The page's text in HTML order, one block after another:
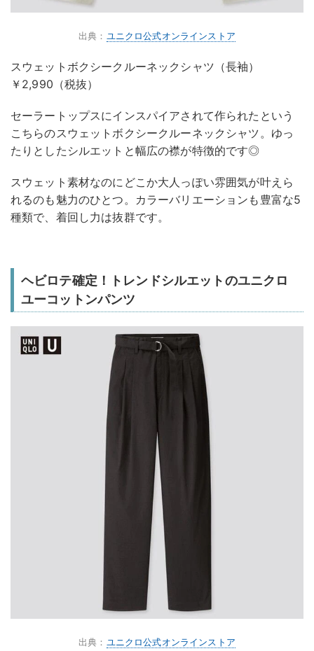
出典： ユニクロ公式オンラインストア
スウェットボクシークルーネックシャツ（長袖）
￥2,990（税抜）
セーラートップスにインスパイアされて作られたという
こちらのスウェットボクシークルーネックシャツ。ゆっ
たりとしたシルエットと幅広の襟が特徴的です◎
スウェット素材なのにどこか大人っぽい雰囲気が叶えら
れるのも魅力のひとつ。カラーバリエーションも豊富な5
種類で、着回し力は抜群です。
ヘビロテ確定！トレンドシルエットのユニクロ
ユーコットンパンツ
出典： ユニクロ公式オンラインストア